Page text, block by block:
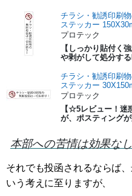
チラシ・勧誘印刷
ステッカー
プロテック
【しっかり貼付く
や剥がして処分す
チラシ・勧誘印刷
ステッカー
プロテック
【☆5レビュー！迷
が、ポスティング
本部への苦情は効果なし
それでも投函されるならば
いう考えに至りますが、